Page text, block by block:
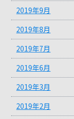
2019年9月
2019年8月
2019年7月
2019年6月
2019年3月
2019年2月